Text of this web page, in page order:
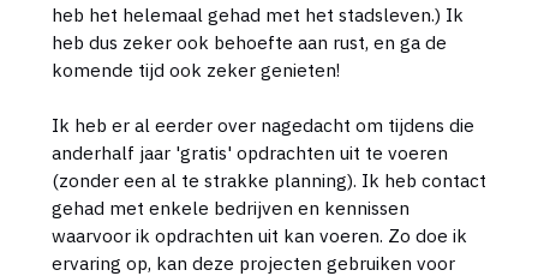
heb het helemaal gehad met het stadsleven.) Ik
heb dus zeker ook behoefte aan rust, en ga de
komende tijd ook zeker genieten!
Ik heb er al eerder over nagedacht om tijdens die
anderhalf jaar 'gratis' opdrachten uit te voeren
(zonder een al te strakke planning). Ik heb contact
gehad met enkele bedrijven en kennissen
waarvoor ik opdrachten uit kan voeren. Zo doe ik
ervaring op, kan deze projecten gebruiken voor